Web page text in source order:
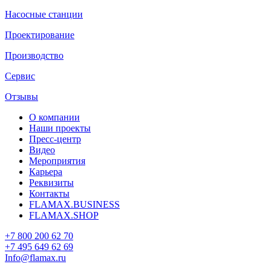
Насосные станции
Проектирование
Производство
Сервис
Отзывы
О компании
Наши проекты
Пресс-центр
Видео
Мероприятия
Карьера
Реквизиты
Контакты
FLAMAX.BUSINESS
FLAMAX.SHOP
+7 800 200 62 70
+7 495 649 62 69
Info@flamax.ru